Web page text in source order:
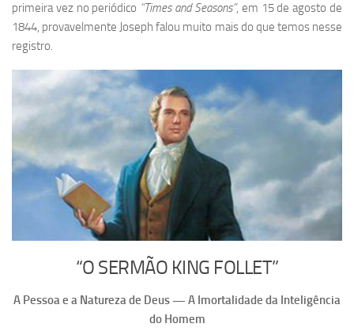
primeira vez no periódico “Times and Seasons”, em 15 de agosto de
1844, provavelmente Joseph falou muito mais do que temos nesse
registro.
“O SERMÃO KING FOLLET”
A Pessoa e a Natureza de Deus — A Imortalidade da Inteligência
do Homem